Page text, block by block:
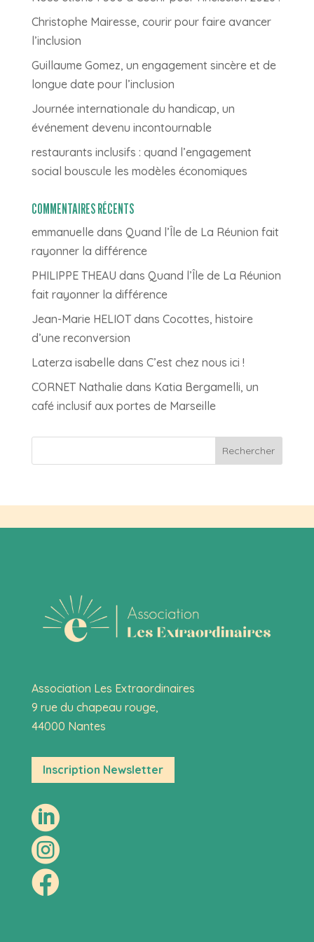
Christophe Mairesse, courir pour faire avancer
l’inclusion
Guillaume Gomez, un engagement sincère et de
longue date pour l’inclusion
Journée internationale du handicap, un
événement devenu incontournable
restaurants inclusifs : quand l’engagement
social bouscule les modèles économiques
COMMENTAIRES RÉCENTS
emmanuelledans Quand l’Île de La Réunion fait
rayonner la différence
PHILIPPE THEAU dans Quand l’Île de La Réunion
fait rayonner la différence
Jean-Marie HELIOTdans Cocottes, histoire
d’une reconversion
Laterza isabelledans C’est chez nous ici !
CORNET Nathaliedans Katia Bergamelli, un
café inclusif aux portes de Marseille
Rechercher
Association Les Extraordinaires
9 rue du chapeau rouge,
44000 Nantes
Inscription Newsletter


